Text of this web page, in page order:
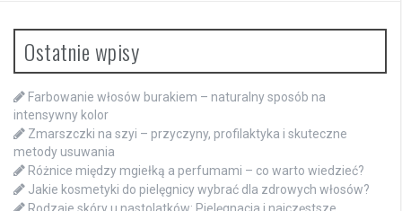
Ostatnie wpisy
Farbowanie włosów burakiem – naturalny sposób na
intensywny kolor
Zmarszczki na szyi – przyczyny, profilaktyka i skuteczne
metody usuwania
Różnice między mgiełką a perfumami – co warto wiedzieć?
Jakie kosmetyki do pielęgnicy wybrać dla zdrowych włosów?
Rodzaje skóry u nastolatków: Pielęgnacja i najczęstsze